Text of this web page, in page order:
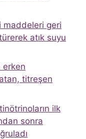
maddeleri geri
atık suyu
erken
titreşen
ilk
sonra